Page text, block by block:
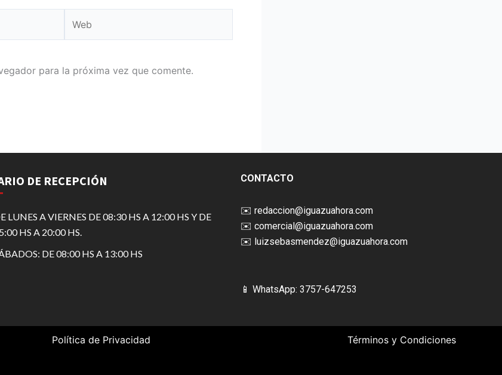
para la próxima vez que comente.
DE RECEPCIÓN
LUNES A VIERNES DE 08:30 HS A 12:00 HS Y DE
HS A 20:00 HS.
DE 08:00 HS A 13:00 HS
CONTACTO
✉️ redaccion@iguazuahora.com
✉️ comercial@iguazuahora.com
✉️ luizsebasmendez@iguazuahora.com
📱 WhatsApp: 3757-647253
Política de Privacidad Términos y Condiciones